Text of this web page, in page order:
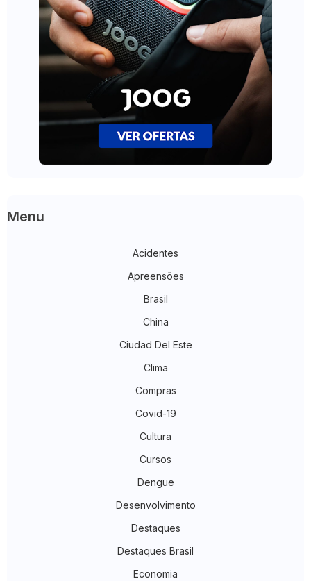
Menu
Acidentes
Apreensões
Brasil
China
Ciudad Del Este
Clima
Compras
Covid-19
Cultura
Cursos
Dengue
Desenvolvimento
Destaques
Destaques Brasil
Economia